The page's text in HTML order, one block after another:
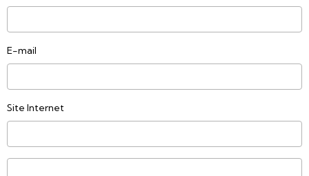
E-mail
Site Internet